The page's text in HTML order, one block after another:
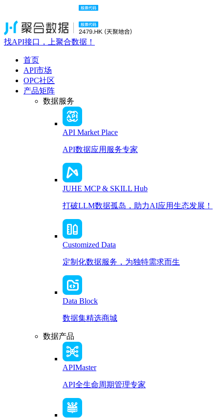
找API接口，上聚合数据！
首页
API市场
OPC社区
产品矩阵
数据服务
API Market Place
API数据应用服务专家
JUHE MCP & SKILL Hub
打破LLM数据孤岛，助力AI应用生态发展！
Customized Data
定制化数据服务，为独特需求而生
Data Block
数据集精选商城
数据产品
APIMaster
API全生命周期管理专家